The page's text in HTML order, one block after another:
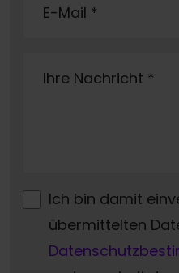
E-Mail *
Ihre Nachricht *
Ich bin damit
übermittelten